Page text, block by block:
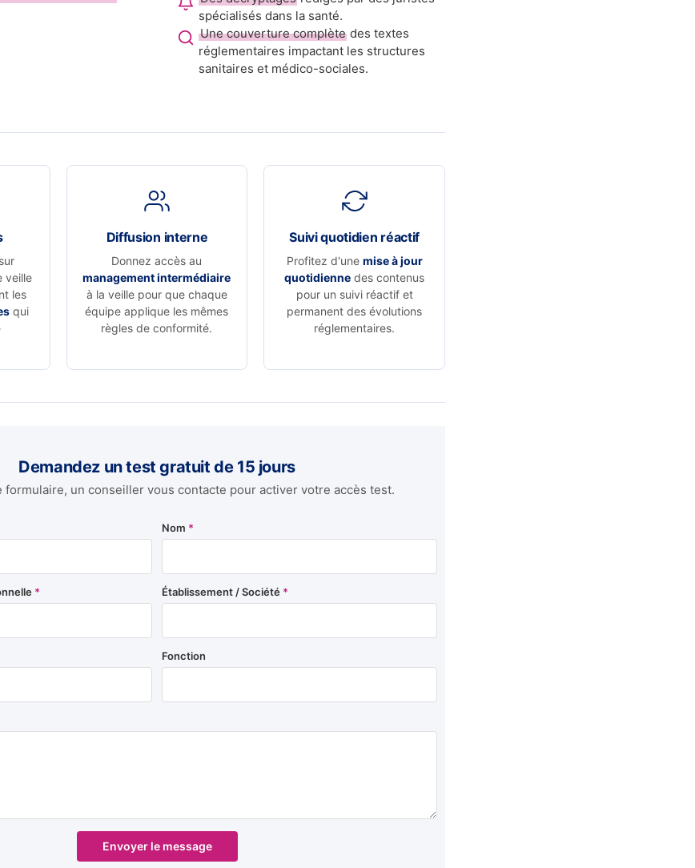
spécialisés dans la santé.
Une couverture complète des textes
réglementaires impactant les structures
sanitaires et médico-sociales.
veille
les
qui
Diffusion interne
Donnez accès au
management intermédiaire
à la veille pour que chaque
équipe applique les mêmes
règles de conformité.
Suivi quotidien réactif
Profitez d'une mise à jour
quotidienne des contenus
pour un suivi réactif et
permanent des évolutions
réglementaires.
Demandez un test gratuit de 15 jours
formulaire, un conseiller vous contacte pour activer votre accès test.
Nom *
* Établissement / Société *
Fonction
Envoyer le message